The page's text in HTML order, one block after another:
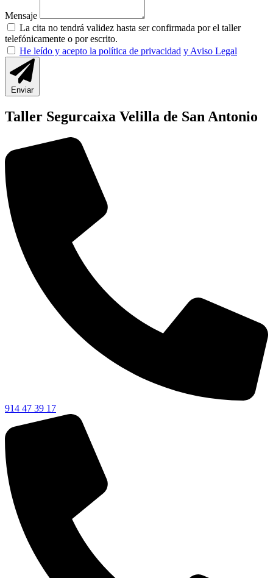
Mensaje
La cita no tendrá validez hasta ser confirmada por el taller
telefónicamente o por escrito.
He leído y acepto la política de privacidad y Aviso Legal
Enviar
Taller Segurcaixa Velilla de San Antonio
914 47 39 17